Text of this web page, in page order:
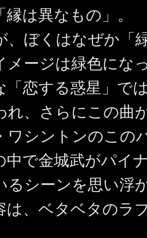
縁は異なもの」。
、ぼくはなぜか「
メージは緑色にな
「恋する惑星」で
れ、さらにこの曲
ワシントンのこの
中で金城武がパイ
るシーンを思い浮
は、ベタベタのラ